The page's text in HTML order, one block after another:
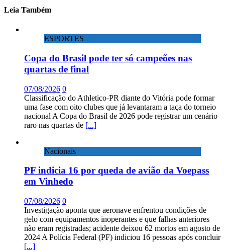
Leia Também
ESPORTES
Copa do Brasil pode ter só campeões nas
quartas de final
07/08/2026 0
Classificação do Athletico-PR diante do Vitória pode formar
uma fase com oito clubes que já levantaram a taça do torneio
nacional A Copa do Brasil de 2026 pode registrar um cenário
raro nas quartas de [...]
Nacionais
PF indicia 16 por queda de avião da Voepass
em Vinhedo
07/08/2026 0
Investigação aponta que aeronave enfrentou condições de
gelo com equipamentos inoperantes e que falhas anteriores
não eram registradas; acidente deixou 62 mortos em agosto de
2024 A Polícia Federal (PF) indiciou 16 pessoas após concluir
[...]